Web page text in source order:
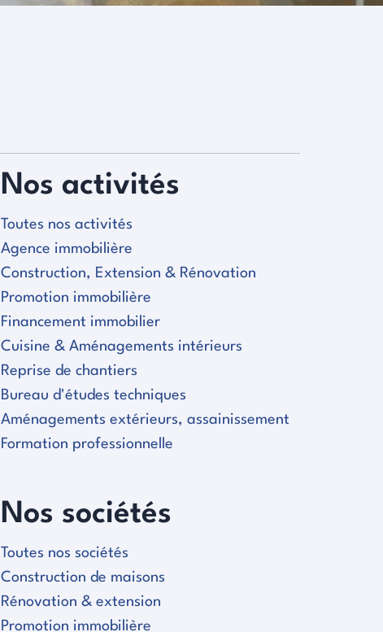
Nos activités
Toutes nos activités
Agence immobilière
Construction, Extension & Rénovation
Promotion immobilière
Financement immobilier
Cuisine & Aménagements intérieurs
Reprise de chantiers
Bureau d'études techniques
Aménagements extérieurs, assainissement
Formation professionnelle
Nos sociétés
Toutes nos sociétés
Construction de maisons
Rénovation & extension
Promotion immobilière